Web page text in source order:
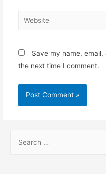
Save my name,
the next time I comment.